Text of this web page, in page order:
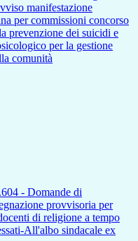
manifestazione
per commissioni concorso
prevenzione dei suicidi e
per la gestione
comunità
- Domande di
provvisoria per
di religione a tempo
All'albo sindacale ex